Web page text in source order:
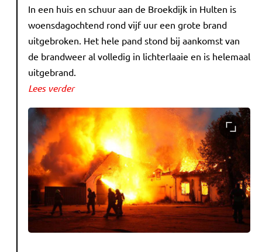
In een huis en schuur aan de Broekdijk in Hulten is
woensdagochtend rond vijf uur een grote brand
uitgebroken. Het hele pand stond bij aankomst van
de brandweer al volledig in lichterlaaie en is helemaal
uitgebrand.
Lees verder